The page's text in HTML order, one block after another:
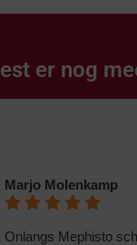
er nog
Marjo Molenkamp
Onlangs Mephisto